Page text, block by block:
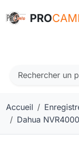
PRO
Accueil
Dahua